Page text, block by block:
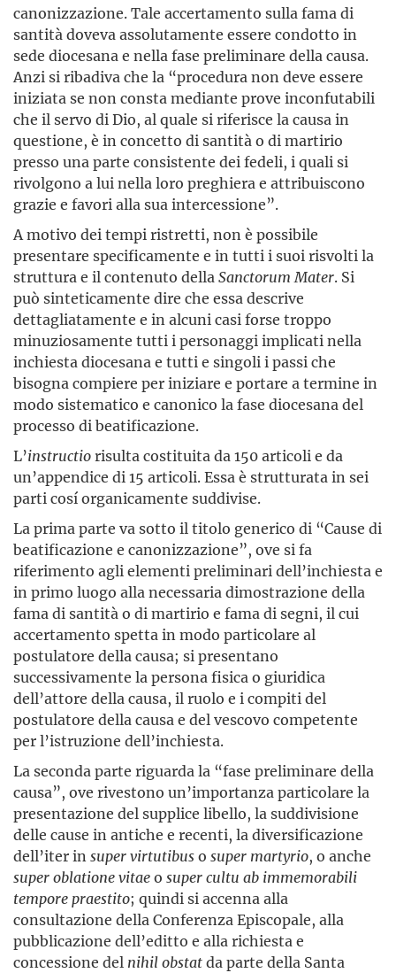
canonizzazione. Tale accertamento sulla fama di
santità doveva assolutamente essere condotto in
sede diocesana e nella fase preliminare della causa.
Anzi si ribadiva che la “procedura non deve essere
iniziata se non consta mediante prove inconfutabili
che il servo di Dio, al quale si riferisce la causa in
questione, è in concetto di santità o di martirio
presso una parte consistente dei fedeli, i quali si
rivolgono a lui nella loro preghiera e attribuiscono
grazie e favori alla sua intercessione”.
A motivo dei tempi ristretti, non è possibile
presentare specificamente e in tutti i suoi risvolti la
struttura e il contenuto della Sanctorum Mater. Si
può sinteticamente dire che essa descrive
dettagliatamente e in alcuni casi forse troppo
minuziosamente tutti i personaggi implicati nella
inchiesta diocesana e tutti e singoli i passi che
bisogna compiere per iniziare e portare a termine in
modo sistematico e canonico la fase diocesana del
processo di beatificazione.
L’instructiorisulta costituita da 150 articoli e da
un’appendice di 15 articoli. Essa è strutturata in sei
parti cosí organicamente suddivise.
La prima parte va sotto il titolo generico di “Cause di
beatificazione e canonizzazione”, ove si fa
riferimento agli elementi preliminari dell’inchiesta e
in primo luogo alla necessaria dimostrazione della
fama di santità o di martirio e fama di segni, il cui
accertamento spetta in modo particolare al
postulatore della causa; si presentano
successivamente la persona fisica o giuridica
dell’attore della causa, il ruolo e i compiti del
postulatore della causa e del vescovo competente
per l’istruzione dell’inchiesta.
La seconda parte riguarda la “fase preliminare della
causa”, ove rivestono un’importanza particolare la
presentazione del supplice libello, la suddivisione
delle cause in antiche e recenti, la diversificazione
dell’iter in super virtutibuso super martyrio, o anche
super oblatione vitaeo super cultu ab immemorabili
tempore praestito; quindi si accenna alla
consultazione della Conferenza Episcopale, alla
pubblicazione dell’editto e alla richiesta e
concessione del nihil obstatda parte della Santa